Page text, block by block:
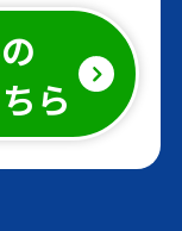
120g分
の
ら